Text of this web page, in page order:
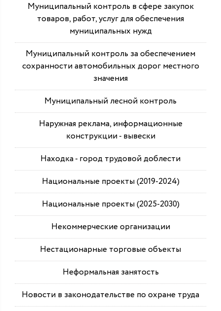
Муниципальный контроль в сфере закупок
товаров, работ, услуг для обеспечения
муниципальных нужд
Муниципальный контроль за обеспечением
сохранности автомобильных дорог местного
значения
Муниципальный лесной контроль
Наружная реклама, информационные
конструкции - вывески
Находка - город трудовой доблести
Национальные проекты (2019-2024)
Национальные проекты (2025-2030)
Некоммерческие организации
Нестационарные торговые объекты
Неформальная занятость
Новости в законодательстве по охране труда